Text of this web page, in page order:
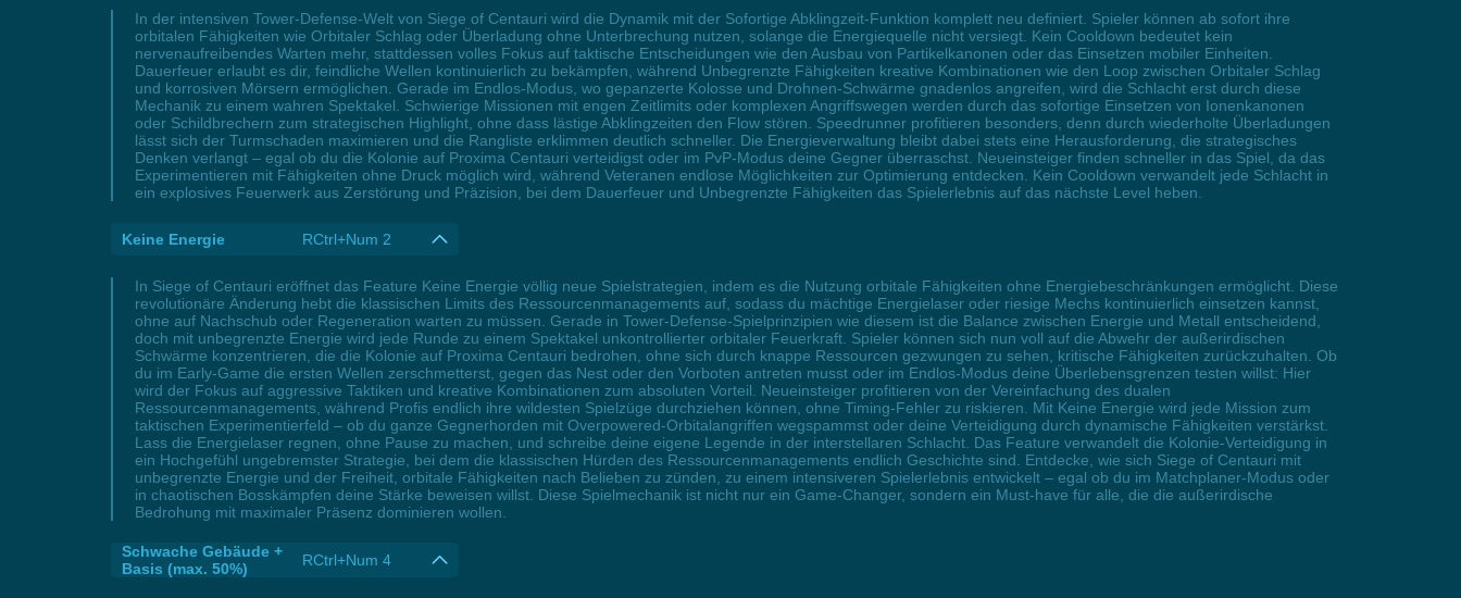
In der intensiven Tower-Defense-Welt von Siege of Centauri wird die Dynamik mit der Sofortige Abklingzeit-Funktion komplett neu definiert. Spieler können ab sofort ihre
orbitalen Fähigkeiten wie Orbitaler Schlag oder Überladung ohne Unterbrechung nutzen, solange die Energiequelle nicht versiegt. Kein Cooldown bedeutet kein
nervenaufreibendes Warten mehr, stattdessen volles Fokus auf taktische Entscheidungen wie den Ausbau von Partikelkanonen oder das Einsetzen mobiler Einheiten.
Dauerfeuer erlaubt es dir, feindliche Wellen kontinuierlich zu bekämpfen, während Unbegrenzte Fähigkeiten kreative Kombinationen wie den Loop zwischen Orbitaler Schlag
und korrosiven Mörsern ermöglichen. Gerade im Endlos-Modus, wo gepanzerte Kolosse und Drohnen-Schwärme gnadenlos angreifen, wird die Schlacht erst durch diese
Mechanik zu einem wahren Spektakel. Schwierige Missionen mit engen Zeitlimits oder komplexen Angriffswegen werden durch das sofortige Einsetzen von Ionenkanonen
oder Schildbrechern zum strategischen Highlight, ohne dass lästige Abklingzeiten den Flow stören. Speedrunner profitieren besonders, denn durch wiederholte Überladungen
lässt sich der Turmschaden maximieren und die Rangliste erklimmen deutlich schneller. Die Energieverwaltung bleibt dabei stets eine Herausforderung, die strategisches
Denken verlangt – egal ob du die Kolonie auf Proxima Centauri verteidigst oder im PvP-Modus deine Gegner überraschst. Neueinsteiger finden schneller in das Spiel, da das
Experimentieren mit Fähigkeiten ohne Druck möglich wird, während Veteranen endlose Möglichkeiten zur Optimierung entdecken. Kein Cooldown verwandelt jede Schlacht in
ein explosives Feuerwerk aus Zerstörung und Präzision, bei dem Dauerfeuer und Unbegrenzte Fähigkeiten das Spielerlebnis auf das nächste Level heben.
Keine Energie RCtrl+Num 2
In Siege of Centauri eröffnet das Feature Keine Energie völlig neue Spielstrategien, indem es die Nutzung orbitale Fähigkeiten ohne Energiebeschränkungen ermöglicht. Diese
revolutionäre Änderung hebt die klassischen Limits des Ressourcenmanagements auf, sodass du mächtige Energielaser oder riesige Mechs kontinuierlich einsetzen kannst,
ohne auf Nachschub oder Regeneration warten zu müssen. Gerade in Tower-Defense-Spielprinzipien wie diesem ist die Balance zwischen Energie und Metall entscheidend,
doch mit unbegrenzte Energie wird jede Runde zu einem Spektakel unkontrollierter orbitaler Feuerkraft. Spieler können sich nun voll auf die Abwehr der außerirdischen
Schwärme konzentrieren, die die Kolonie auf Proxima Centauri bedrohen, ohne sich durch knappe Ressourcen gezwungen zu sehen, kritische Fähigkeiten zurückzuhalten. Ob
du im Early-Game die ersten Wellen zerschmetterst, gegen das Nest oder den Vorboten antreten musst oder im Endlos-Modus deine Überlebensgrenzen testen willst: Hier
wird der Fokus auf aggressive Taktiken und kreative Kombinationen zum absoluten Vorteil. Neueinsteiger profitieren von der Vereinfachung des dualen
Ressourcenmanagements, während Profis endlich ihre wildesten Spielzüge durchziehen können, ohne Timing-Fehler zu riskieren. Mit Keine Energie wird jede Mission zum
taktischen Experimentierfeld – ob du ganze Gegnerhorden mit Overpowered-Orbitalangriffen wegspammst oder deine Verteidigung durch dynamische Fähigkeiten verstärkst.
Lass die Energielaser regnen, ohne Pause zu machen, und schreibe deine eigene Legende in der interstellaren Schlacht. Das Feature verwandelt die Kolonie-Verteidigung in
ein Hochgefühl ungebremster Strategie, bei dem die klassischen Hürden des Ressourcenmanagements endlich Geschichte sind. Entdecke, wie sich Siege of Centauri mit
unbegrenzte Energie und der Freiheit, orbitale Fähigkeiten nach Belieben zu zünden, zu einem intensiveren Spielerlebnis entwickelt – egal ob du im Matchplaner-Modus oder
in chaotischen Bosskämpfen deine Stärke beweisen willst. Diese Spielmechanik ist nicht nur ein Game-Changer, sondern ein Must-have für alle, die die außerirdische
Bedrohung mit maximaler Präsenz dominieren wollen.
Schwache Gebäude +
Basis (max. 50%)
RCtrl+Num 4